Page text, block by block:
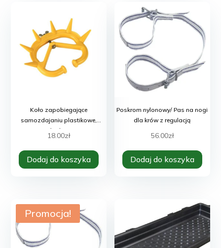
Koło zapobiegające
samozdajaniu plastikowe,
średnie
18.00zł
Dodaj do koszyka
Poskrom nylonowy/ Pas na nogi
dla krów z regulacją
56.00zł
Dodaj do koszyka
Promocja!